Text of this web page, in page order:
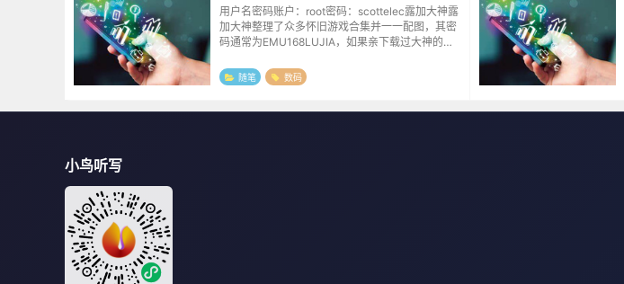
用户名密码账户：root密码：scottelec露加大神露
加大神整理了众多怀旧游戏合集并一一配图，其密
码通常为EMU168LUJIA，如果亲下载过大神的压
为经常忘记解压密码，所以在博客里做个记录。
随笔 数码
小鸟听写